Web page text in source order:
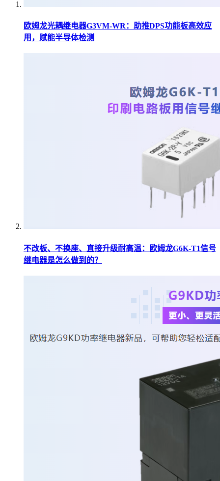
欧姆龙光耦继电器G3VM-WR：助推DPS功能板高效应
用，赋能半导体检测
不改板、不换座、直接升级耐高温：欧姆龙G6K-T1信号
继电器是怎么做到的？